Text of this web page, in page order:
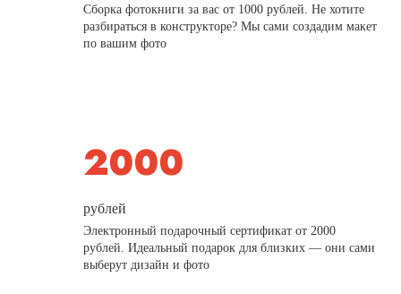
Сборка фотокниги за вас от 1000 рублей. Не хотите
разбираться в конструкторе? Мы сами создадим макет
по вашим фото
рублей
Электронный подарочный сертификат от 2000
рублей. Идеальный подарок для близких — они сами
выберут дизайн и фото